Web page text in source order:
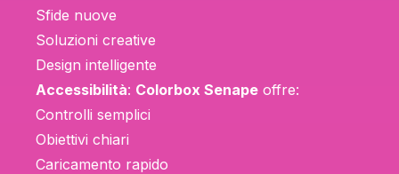
Sfide nuove
Soluzioni creative
Design intelligente
Accessibilità: Colorbox Senape offre:
Controlli semplici
Obiettivi chiari
Caricamento rapido